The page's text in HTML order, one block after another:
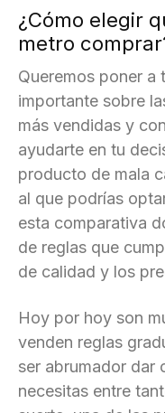
¿Cómo elegir
metro
Queremos poner a
importante sobre
más vendidas y
ayudarte en tu
producto de mala
al que podrías
esta comparativa
de reglas que
de calidad y los
Hoy por hoy son
venden reglas
ser abrumador dar
necesitas entre